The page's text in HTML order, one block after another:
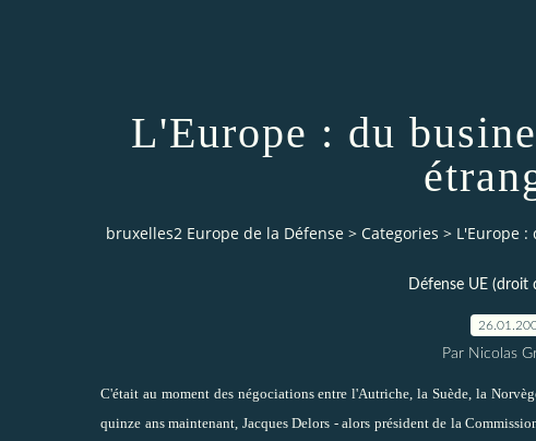
L'Europe : du
bruxelles2 Europe de la Défense > Categories > L'Europe
Défense UE
Par Nicolas
C'était au moment des négociations entre l'Autriche, la Suède, la
quinze ans maintenant, Jacques Delors - alors président de la